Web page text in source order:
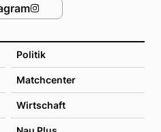
Politik
Matchcenter
Wirtschaft